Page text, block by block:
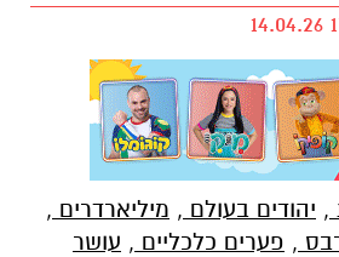
, יהודים בעולם , מיליארדרים ,
, פערים כלכליים , עושר